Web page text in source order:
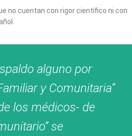
no cuentan con rigor científico ni con
alguno por
y Comunitaria”
los médicos- de
se